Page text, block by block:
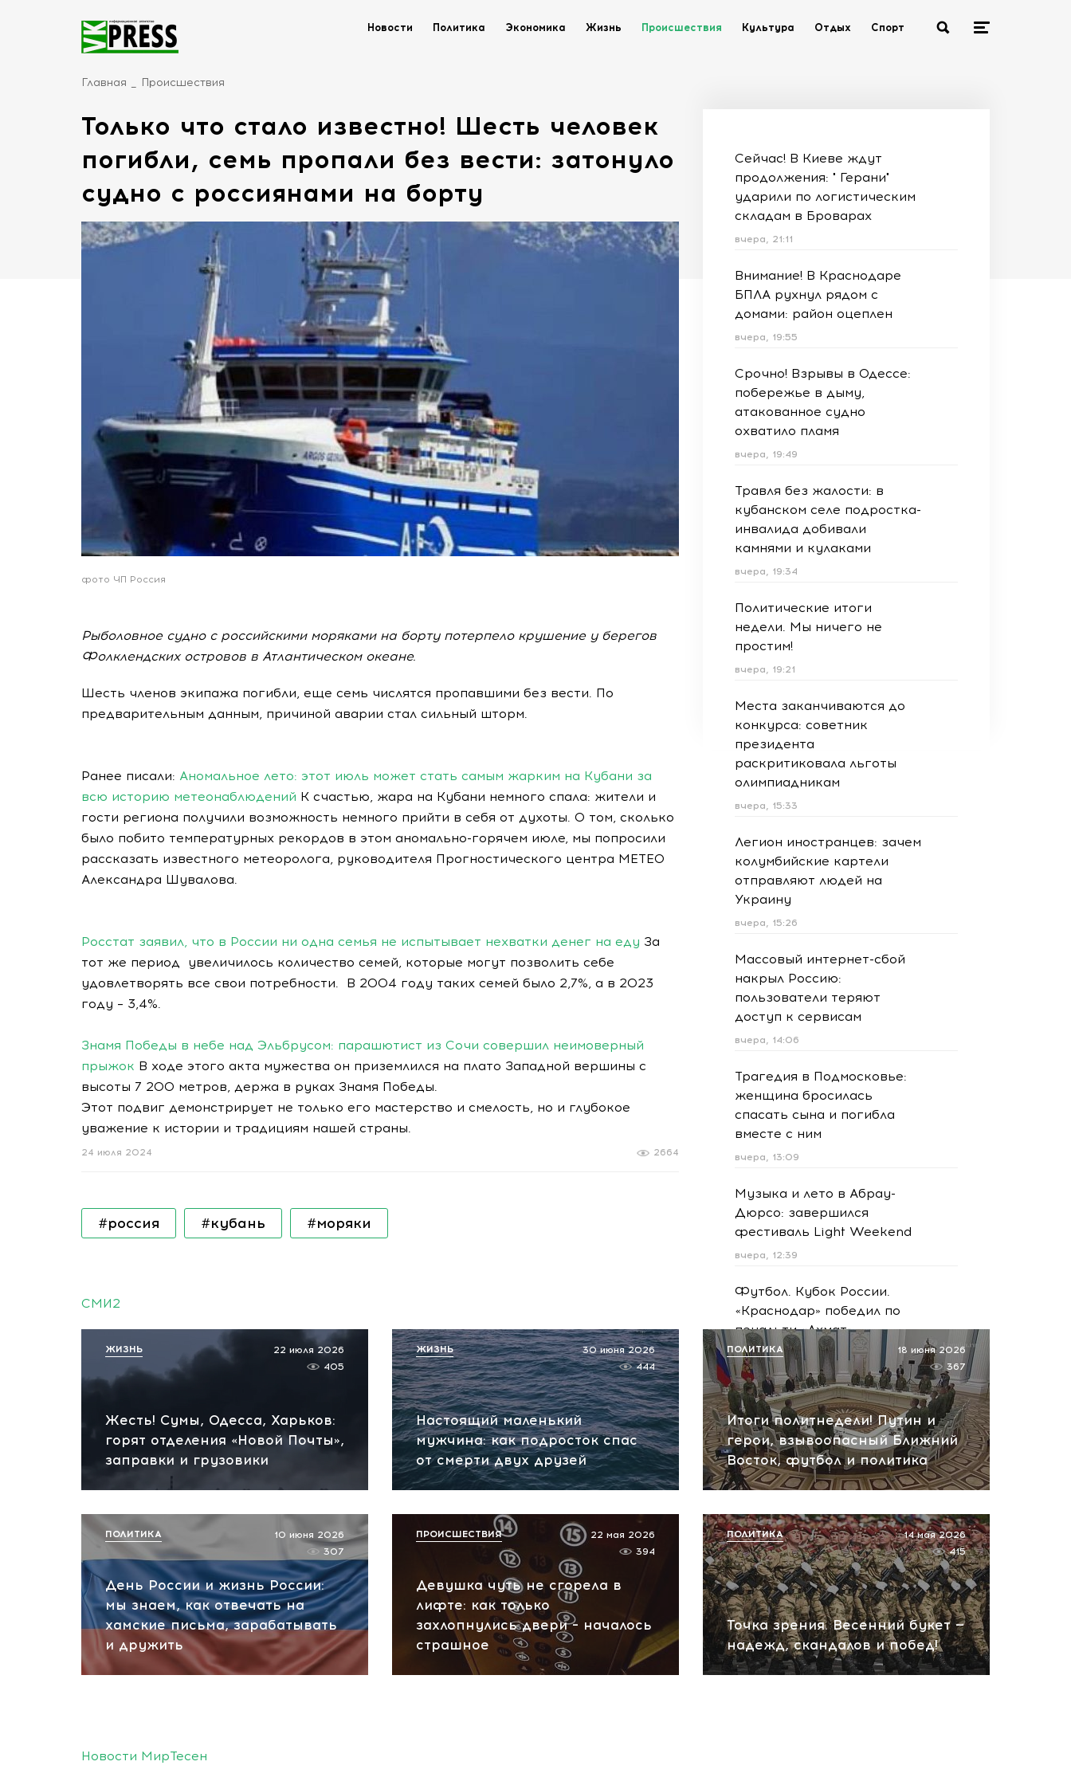
Новости Политика Экономика Жизнь Происшествия Культура Отдых Спорт
Главная Происшествия
Только что стало известно! Шесть человек
погибли, семь пропали без вести: затонуло
судно с россиянами на борту
фото ЧП Россия
Рыболовное судно с российскими моряками на борту потерпело крушение у берегов
Фолклендских островов в Атлантическом океане.
Шесть членов экипажа погибли, еще семь числятся пропавшими без вести. По
предварительным данным, причиной аварии стал сильный шторм.
Ранее писали: Аномальное лето: этот июль может стать самым жарким на Кубани за
всю историю метеонаблюдений К счастью, жара на Кубани немного спала: жители и
гости региона получили возможность немного прийти в себя от духоты. О том, сколько
было побито температурных рекордов в этом аномально-горячем июле, мы попросили
рассказать известного метеоролога, руководителя Прогностического центра МЕТЕО
Александра Шувалова.
Росстат заявил, что в России ни одна семья не испытывает нехватки денег на еду За
тот же период увеличилось количество семей, которые могут позволить себе
удовлетворять все свои потребности. В 2004 году таких семей было 2,7%, а в 2023
году – 3,4%.
Знамя Победы в небе над Эльбрусом: парашютист из Сочи совершил неимоверный
прыжок В ходе этого акта мужества он приземлился на плато Западной вершины с
высоты 7 200 метров, держа в руках Знамя Победы.
Этот подвиг демонстрирует не только его мастерство и смелость, но и глубокое
уважение к истории и традициям нашей страны.
2664
24 июля 2024
#россия #кубань #моряки
Сейчас! В Киеве ждут
продолжения: " Герани"
ударили по логистическим
складам в Броварах
вчера, 21:11
Внимание! В Краснодаре
БПЛА рухнул рядом с
домами: район оцеплен
вчера, 19:55
Срочно! Взрывы в Одессе:
побережье в дыму,
атакованное судно
охватило пламя
вчера, 19:49
Травля без жалости: в
кубанском селе подростка-
инвалида добивали
камнями и кулаками
вчера, 19:34
Политические итоги
недели. Мы ничего не
простим!
вчера, 19:21
Места заканчиваются до
конкурса: советник
президента
раскритиковала льготы
олимпиадникам
вчера, 15:33
Легион иностранцев: зачем
колумбийские картели
отправляют людей на
Украину
вчера, 15:26
Массовый интернет-сбой
накрыл Россию:
пользователи теряют
доступ к сервисам
вчера, 14:06
Трагедия в Подмосковье:
женщина бросилась
спасать сына и погибла
вместе с ним
вчера, 13:09
Музыка и лето в Абрау-
Дюрсо: завершился
фестиваль Light Weekend
вчера, 12:39
Футбол. Кубок России.
«Краснодар» победил по
пенальти «Ахмат»
вчера, 12:30
Масштабная атака на
Ярославскую область!
Обломки БПЛА вызвали
пожар на НПЗ
вчера, 12:18
СМИ2
Жесть! Сумы, Одесса, Харьков:
горят отделения «Новой Почты»,
заправки и грузовики
22 июля 2026
405
ЖИЗНЬ
Настоящий маленький
мужчина: как подросток спас
от смерти двух друзей
30 июня 2026
444
ЖИЗНЬ
Итоги политнедели! Путин и
герои, взывоопасный Ближний
Восток, футбол и политика
18 июня 2026
367
ПОЛИТИКА
День России и жизнь России:
мы знаем, как отвечать на
хамские письма, зарабатывать
и дружить
10 июня 2026
307
ПОЛИТИКА
Девушка чуть не сгорела в
лифте: как только
захлопнулись двери – началось
страшное
22 мая 2026
394
ПРОИСШЕСТВИЯ
Точка зрения. Весенний букет —
надежд, скандалов и побед!
14 мая 2026
415
ПОЛИТИКА
Новости МирТесен